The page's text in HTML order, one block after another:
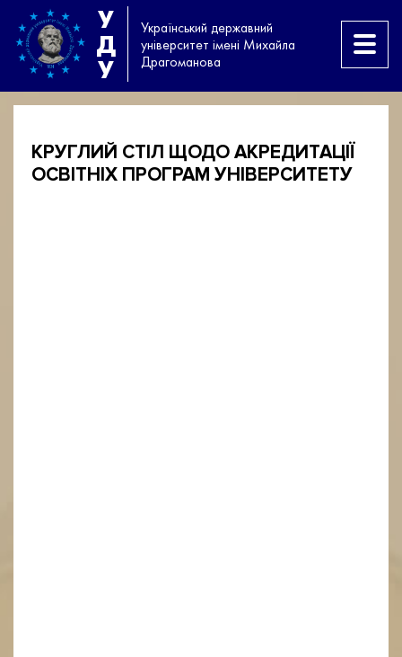
У
Д
У
Український державний
університет імені Михайла
Драгоманова
КРУГЛИЙ СТІЛ ЩОДО АКРЕДИТАЦІЇ
ОСВІТНІХ ПРОГРАМ УНІВЕРСИТЕТУ